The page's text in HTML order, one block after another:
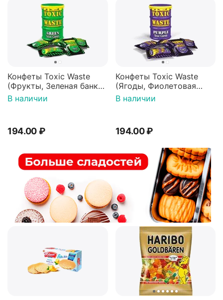
Конфеты Toxic Waste
(Фрукты, Зеленая банка,
42 гр).
В наличии
194.00₽
Конфеты Toxic Waste
(Ягоды, Фиолетовая
банка, 42 гр.).
В наличии
194.00₽